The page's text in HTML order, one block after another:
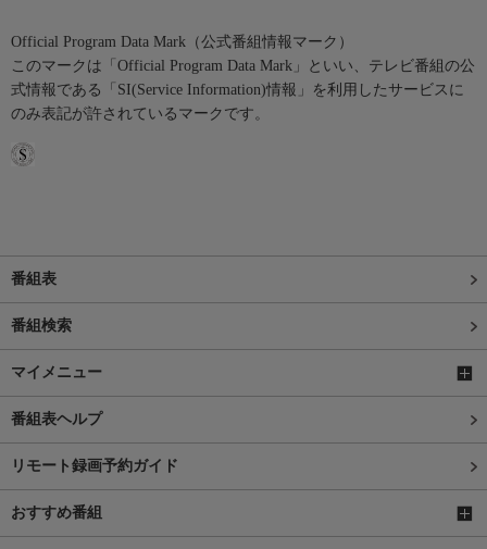
Official Program Data Mark（公式番組情報マーク）
このマークは「Official Program Data Mark」といい、テレビ番組の公
式情報である「SI(Service Information)情報」を利用したサービスに
のみ表記が許されているマークです。
番組表
番組検索
マイメニュー
番組表ヘルプ
リモート録画予約ガイド
おすすめ番組